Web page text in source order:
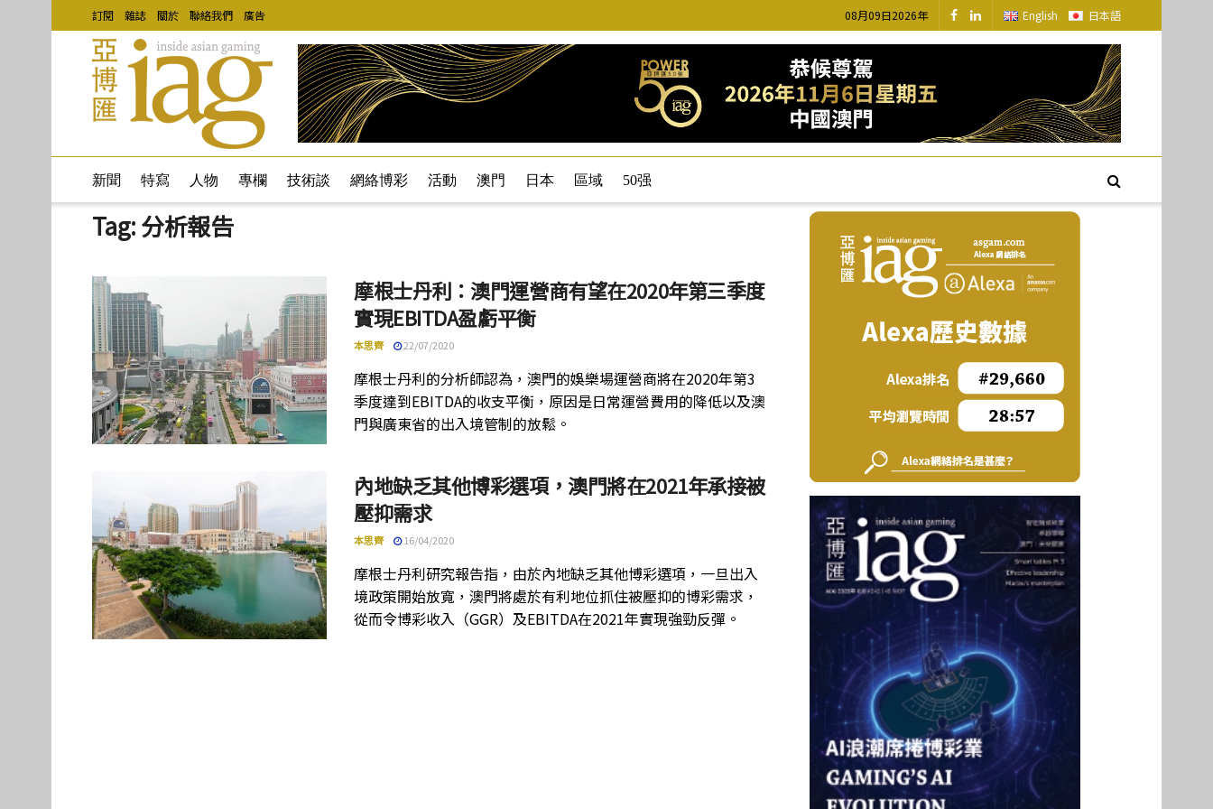
訂閱 雜誌 關於 聯絡我們 廣告 08月09日2026年 English 日本語
新聞 特寫 人物 專欄 技術談 網絡博彩 活動 澳門 日本 區域 50强
Tag:分析報告
摩根士丹利：澳門運營商有望在2020年第三季度
實現EBITDA盈虧平衡
本思齊 22/07/2020
摩根士丹利的分析師認為，澳門的娛樂場運營商將在2020年第3
季度達到EBITDA的收支平衡，原因是日常運營費用的降低以及澳
門與廣東省的出入境管制的放鬆。
內地缺乏其他博彩選項，澳門將在2021年承接被
壓抑需求
本思齊 16/04/2020
摩根士丹利研究報告指，由於內地缺乏其他博彩選項，一旦出入
境政策開始放寬，澳門將處於有利地位抓住被壓抑的博彩需求，
從而令博彩收入（GGR）及EBITDA在2021年實現強勁反彈。